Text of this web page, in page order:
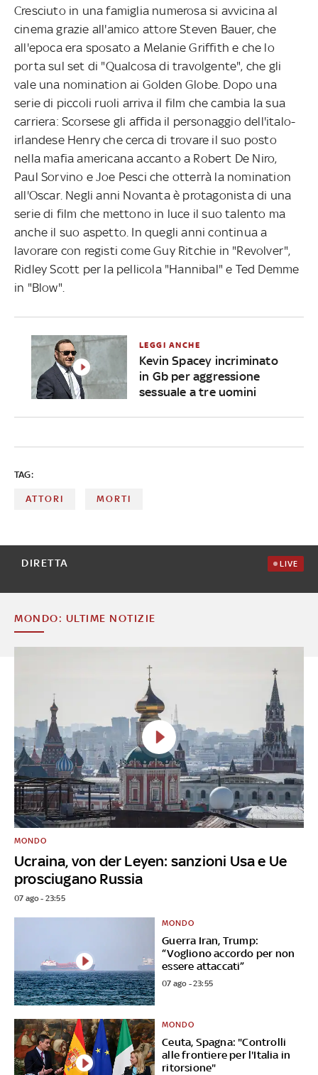
Cresciuto in una famiglia numerosa si avvicina al
cinema grazie all'amico attore Steven Bauer, che
all'epoca era sposato a Melanie Griffith e che lo
porta sul set di "Qualcosa di travolgente", che gli
vale una nomination ai Golden Globe. Dopo una
serie di piccoli ruoli arriva il film che cambia la sua
carriera: Scorsese gli affida il personaggio dell'italo-
irlandese Henry che cerca di trovare il suo posto
nella mafia americana accanto a Robert De Niro,
Paul Sorvino e Joe Pesci che otterrà la nomination
all'Oscar. Negli anni Novanta è protagonista di una
serie di film che mettono in luce il suo talento ma
anche il suo aspetto. In quegli anni continua a
lavorare con registi come Guy Ritchie in "Revolver",
Ridley Scott per la pellicola "Hannibal" e Ted Demme
in "Blow".
LEGGI ANCHE
Kevin Spacey incriminato
in Gb per aggressione
sessuale a tre uomini
TAG:
ATTORI MORTI
DIRETTA LIVE
MONDO: ULTIME NOTIZIE
Ucraina, von der Leyen: sanzioni Usa e Ue
prosciugano Russia
MONDO
07 ago - 23:55
Guerra Iran, Trump:
“Vogliono accordo per non
essere attaccati”
MONDO
07 ago - 23:55
Ceuta, Spagna: "Controlli
alle frontiere per l'Italia in
ritorsione"
MONDO